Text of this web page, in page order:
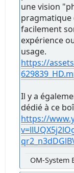
une vision
pragmatique
facilement
expérience
usage.
https://
Il y a
dédié à ce
https://
OM-System